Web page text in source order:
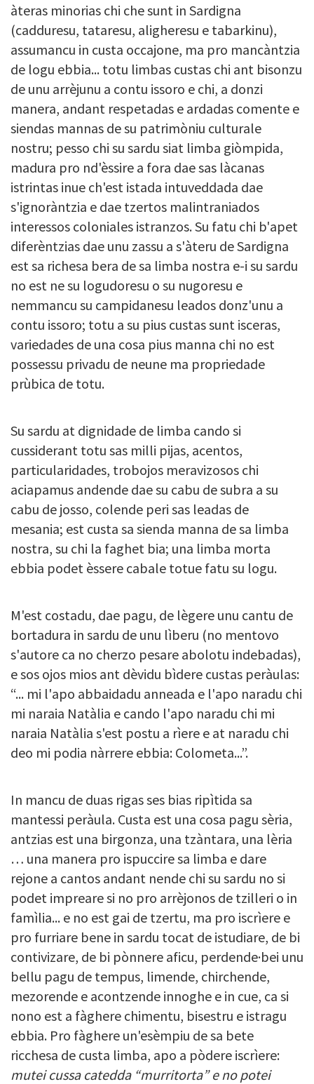
àteras minorias chi che sunt in Sardigna
(cadduresu, tataresu, aligheresu e tabarkinu),
assumancu in custa occajone, ma pro mancàntzia
de logu ebbia... totu limbas custas chi ant bisonzu
de unu arrèjunu a contu issoro e chi, a donzi
manera, andant respetadas e ardadas comente e
siendas mannas de su patrimòniu culturale
nostru; pesso chi su sardu siat limba giòmpida,
madura pro nd'èssire a fora dae sas làcanas
istrintas inue ch'est istada intuveddada dae
s'ignoràntzia e dae tzertos malintraniados
interessos coloniales istranzos. Su fatu chi b'apet
diferèntzias dae unu zassu a s'àteru de Sardigna
est sa richesa bera de sa limba nostra e-i su sardu
no est ne su logudoresu o su nugoresu e
nemmancu su campidanesu leados donz'unu a
contu issoro; totu a su pius custas sunt isceras,
variedades de una cosa pius manna chi no est
possessu privadu de neune ma propriedade
prùbica de totu.
Su sardu at dignidade de limba cando si
cussiderant totu sas milli pijas, acentos,
particularidades, trobojos meravizosos chi
aciapamus andende dae su cabu de subra a su
cabu de josso, colende peri sas leadas de
mesania; est custa sa sienda manna de sa limba
nostra, su chi la faghet bia; una limba morta
ebbia podet èssere cabale totue fatu su logu.
M'est costadu, dae pagu, de lègere unu cantu de
bortadura in sardu de unu lìberu (no mentovo
s'autore ca no cherzo pesare abolotu indebadas),
e sos ojos mios ant dèvidu bìdere custas peràulas:
“... mi l'apo abbaidadu anneada e l'apo naradu chi
mi naraia Natàlia e cando l'apo naradu chi mi
naraia Natàlia s'est postu a rìere e at naradu chi
deo mi podia nàrrere ebbia: Colometa...”.
In mancu de duas rigas ses bias ripìtida sa
mantessi peràula. Custa est una cosa pagu sèria,
antzias est una birgonza, una tzàntara, una lèria
… una manera pro ispuccire sa limba e dare
rejone a cantos andant nende chi su sardu no si
podet impreare si no pro arrèjonos de tzilleri o in
famìlia... e no est gai de tzertu, ma pro iscrìere e
pro furriare bene in sardu tocat de istudiare, de bi
contivizare, de bi pònnere aficu, perdende·bei unu
bellu pagu de tempus, limende, chirchende,
mezorende e acontzende innoghe e in cue, ca si
nono est a fàghere chimentu, bisestru e istragu
ebbia. Pro fàghere un'esèmpiu de sa bete
ricchesa de custa limba, apo a pòdere iscrìere:
mutei cussa catedda “murritorta” e no potei